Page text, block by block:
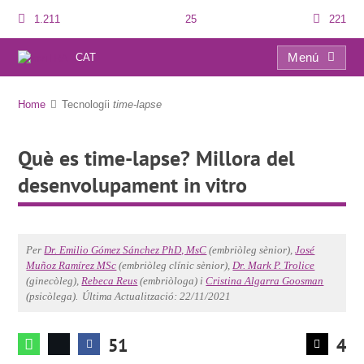
1.211 25 221
CAT
Menú
Home Tecnologíitime-lapse
Què es time-lapse? Millora del
desenvolupament in vitro
PerDr. Emilio Gómez Sánchez PhD, MsC (embriòleg sènior),José
Muñoz Ramírez MSc (embriòleg clínic sènior),Dr. Mark P. Trolice
(ginecòleg),Rebeca Reus (embriòloga) iCristina Algarra Goosman
(psicòlega). Última Actualització: 22/11/2021
51 4